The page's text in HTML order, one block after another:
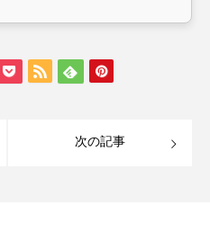
次の記事